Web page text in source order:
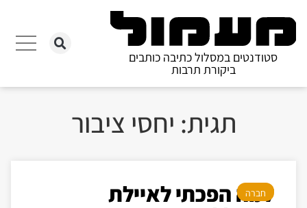
סטודנטים במסלול כתיבה כותבים
ביקורת תרבות
תגית: יחסי ציבור
חברה
למה הפכתי לאיילת